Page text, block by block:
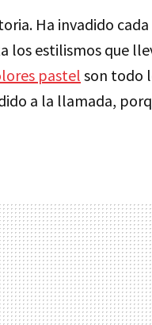
Ha invadido
los estilismos que
pastel son todo
a la llamada,